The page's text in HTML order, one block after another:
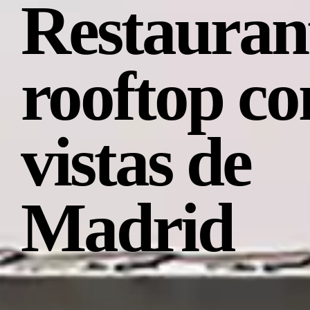
rooftop
vistas de
Madrid